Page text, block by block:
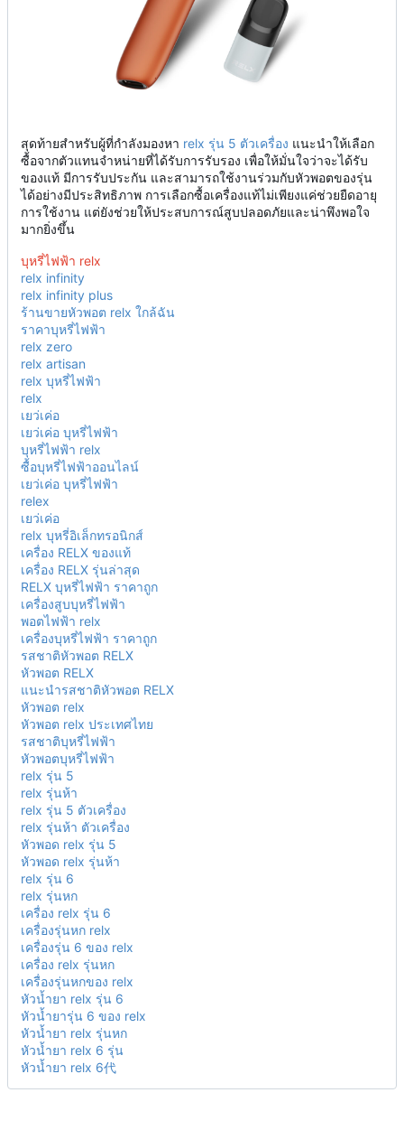
สุดท้ายสำหรับผู้ที่กำลังมองหา relx รุ่น 5 ตัวเครื่อง แนะนำให้เลือก
ซื้อจากตัวแทนจำหน่ายที่ได้รับการรับรอง เพื่อให้มั่นใจว่าจะได้รับ
ของแท้ มีการรับประกัน และสามารถใช้งานร่วมกับหัวพอตของรุ่น
ได้อย่างมีประสิทธิภาพ การเลือกซื้อเครื่องแท้ไม่เพียงแค่ช่วยยืดอายุ
การใช้งาน แต่ยังช่วยให้ประสบการณ์สูบปลอดภัยและน่าพึงพอใจ
มากยิ่งขึ้น
บุหรี่ไฟฟ้า relx
relx infinity
relx infinity plus
ร้านขายหัวพอต relx ใกล้ฉัน
ราคาบุหรี่ไฟฟ้า
relx zero
relx artisan
relx บุหรี่ไฟฟ้า
relx
เยว่เค่อ
เยว่เค่อ บุหรี่ไฟฟ้า
บุหรี่ไฟฟ้า relx
ซื้อบุหรี่ไฟฟ้าออนไลน์
เยว่เค่อ บุหรี่ไฟฟ้า
relex
เยว่เค่อ
relx บุหรี่อิเล็กทรอนิกส์
เครื่อง RELX ของแท้
เครื่อง RELX รุ่นล่าสุด
RELX บุหรี่ไฟฟ้า ราคาถูก
เครื่องสูบบุหรี่ไฟฟ้า
พอตไฟฟ้า relx
เครื่องบุหรี่ไฟฟ้า ราคาถูก
รสชาติหัวพอต RELX
หัวพอต RELX
แนะนำรสชาติหัวพอต RELX
หัวพอต relx
หัวพอต relx ประเทศไทย
รสชาติบุหรี่ไฟฟ้า
หัวพอตบุหรี่ไฟฟ้า
relx รุ่น 5
relx รุ่นห้า
relx รุ่น 5 ตัวเครื่อง
relx รุ่นห้า ตัวเครื่อง
หัวพอด relx รุ่น 5
หัวพอด relx รุ่นห้า
relx รุ่น 6
relx รุ่นหก
เครื่อง relx รุ่น 6
เครื่องรุ่นหก relx
เครื่องรุ่น 6 ของ relx
เครื่อง relx รุ่นหก
เครื่องรุ่นหกของ relx
หัวน้ำยา relx รุ่น 6
หัวน้ำยารุ่น 6 ของ relx
หัวน้ำยา relx รุ่นหก
หัวน้ำยา relx 6 รุ่น
หัวน้ำยา relx 6代